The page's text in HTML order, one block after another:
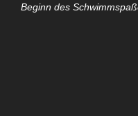
Beginn des